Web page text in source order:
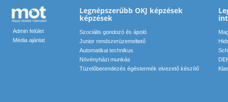
Admin felület
Média ajánlat
Legnépszerűbb OKJ képzések
képzések
Szociális gondozó és ápoló
Junior rendszerüzemeltető
Automatikai technikus
Növényházi munkás
Tüzelőberendezés égéstermék elvezető készítő